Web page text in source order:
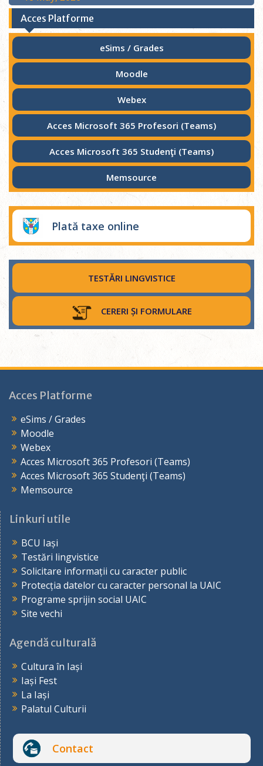
Acces Platforme
eSims / Grades
Moodle
Webex
Acces Microsoft 365 Profesori (Teams)
Acces Microsoft 365 Studenţi (Teams)
Memsource
Plată taxe online
TESTĂRI LINGVISTICE
CERERI ȘI FORMULARE
Acces Platforme
eSims / Grades
Moodle
Webex
Acces Microsoft 365 Profesori (Teams)
Acces Microsoft 365 Studenţi (Teams)
Memsource
Linkuri utile
BCU Iași
Testări lingvistice
Solicitare informații cu caracter public
Protecția datelor cu caracter personal la UAIC
Programe sprijin social UAIC
Site vechi
Agendă culturală
Cultura în Iași
Iași Fest
La Iași
Palatul Culturii
Contact